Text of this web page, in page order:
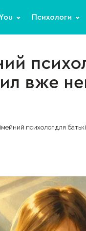
Психологи
вже
психолог для